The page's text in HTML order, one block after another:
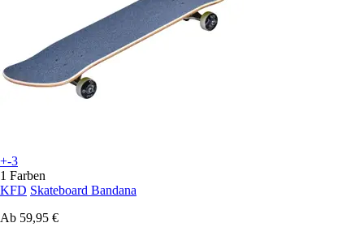
+-3
1 Farben
KFD Skateboard Bandana
Ab 59,95 €